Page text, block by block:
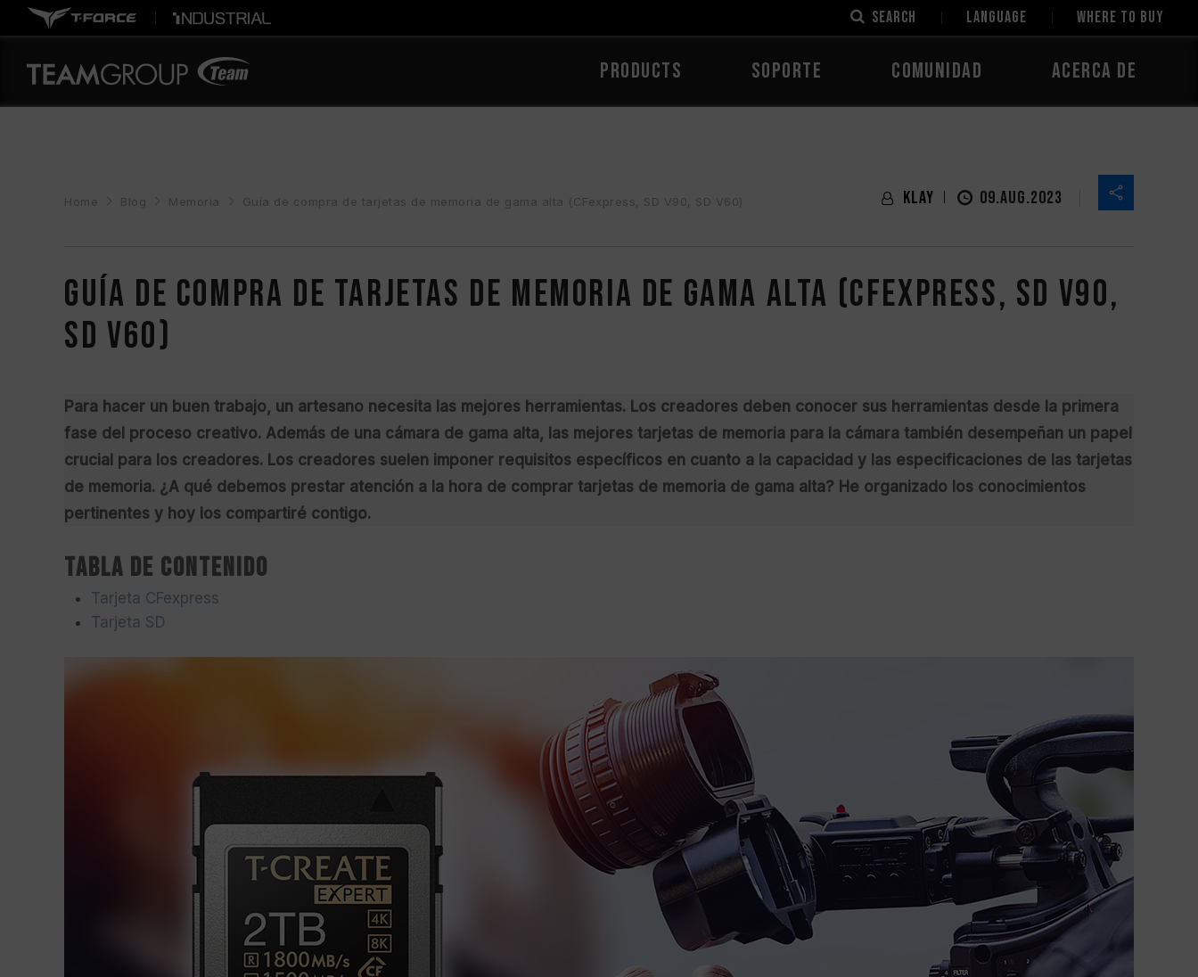
SEARCH LANGUAGE Where to Buy
PRODUCTS Soporte Comunidad Acerca de
Home Blog Memoria Guía de compra de tarjetas de memoria de gama alta (CFexpress, SD V90, SD V60) Klay 09.AUG.2023
Guía de compra de tarjetas de memoria de gama alta (CFexpress, SD V90,
SD V60)
Para hacer un buen trabajo, un artesano necesita las mejores herramientas. Los creadores deben conocer sus herramientas desde la primera
fase del proceso creativo. Además de una cámara de gama alta, las mejores tarjetas de memoria para la cámara también desempeñan un papel
crucial para los creadores. Los creadores suelen imponer requisitos específicos en cuanto a la capacidad y las especificaciones de las tarjetas
de memoria. ¿A qué debemos prestar atención a la hora de comprar tarjetas de memoria de gama alta? He organizado los conocimientos
pertinentes y hoy los compartiré contigo.
Tabla de contenido
Tarjeta CFexpress
Tarjeta SD